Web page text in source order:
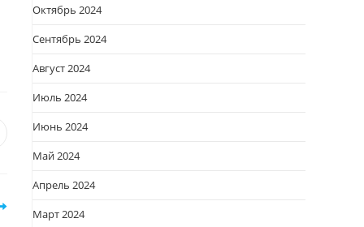
Октябрь 2024
Сентябрь 2024
Август 2024
Июль 2024
Июнь 2024
Май 2024
Апрель 2024
Март 2024